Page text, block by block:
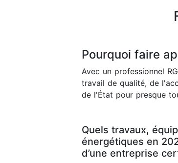
Pourquoi faire
Avec un professionnel
travail de qualité, de
de l'État pour presque
Quels travaux,
énergétiques en
d’une entreprise